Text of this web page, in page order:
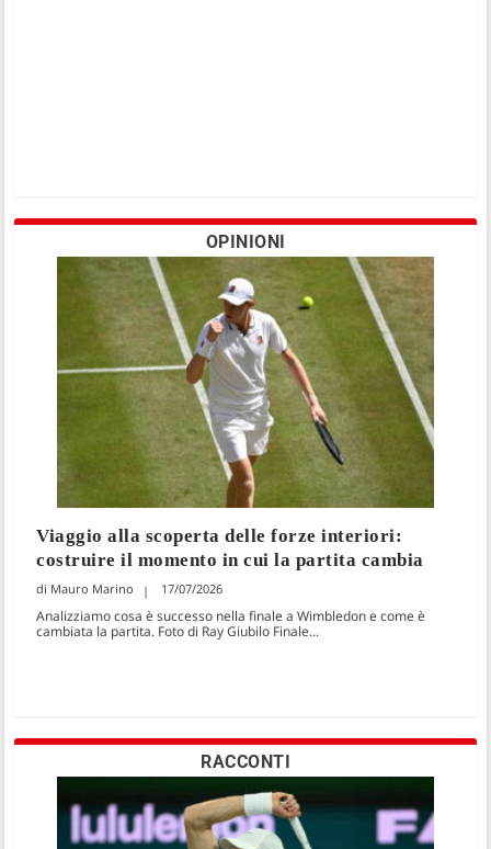
OPINIONI
Viaggio alla scoperta delle forze interiori:
costruire il momento in cui la partita cambia
Mauro Marino 17/07/2026
Analizziamo cosa è successo nella finale a Wimbledon e come è
cambiata la partita. Foto di Ray Giubilo Finale...
RACCONTI